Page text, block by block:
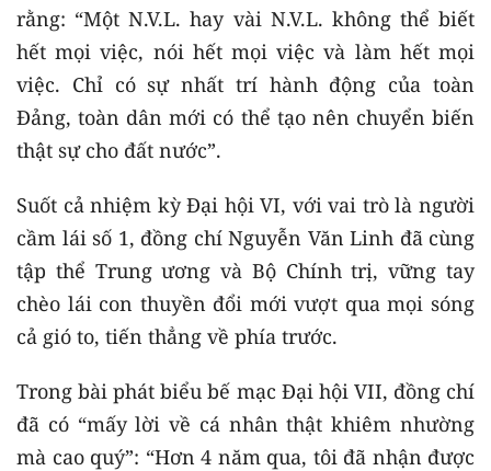
rằng: “Một N.V.L. hay vài N.V.L. không thể biết
hết mọi việc, nói hết mọi việc và làm hết mọi
việc. Chỉ có sự nhất trí hành động của toàn
Đảng, toàn dân mới có thể tạo nên chuyển biến
thật sự cho đất nước”.
Suốt cả nhiệm kỳ Đại hội VI, với vai trò là người
cầm lái số 1, đồng chí Nguyễn Văn Linh đã cùng
tập thể Trung ương và Bộ Chính trị, vững tay
chèo lái con thuyền đổi mới vượt qua mọi sóng
cả gió to, tiến thẳng về phía trước.
Trong bài phát biểu bế mạc Đại hội VII, đồng chí
đã có “mấy lời về cá nhân thật khiêm nhường
mà cao quý”: “Hơn 4 năm qua, tôi đã nhận được